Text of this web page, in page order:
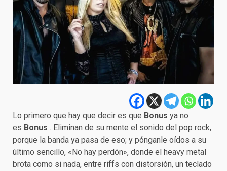
Lo primero que hay que decir es que Bonus ya no
es Bonus . Eliminan de su mente el sonido del pop rock,
porque la banda ya pasa de eso; y pónganle oídos a su
último sencillo, «No hay perdón», donde el heavy metal
brota como si nada, entre riffs con distorsión, un teclado